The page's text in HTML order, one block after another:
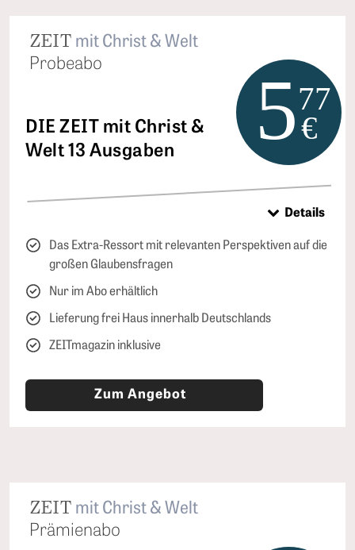
ZEIT mit Christ & Welt
Probeabo
DIE ZEIT mit Christ &
Welt 13 Ausgaben
5 77
€
Details
Das Extra-Ressort mit relevanten Perspektiven auf die
großen Glaubensfragen
Nur im Abo erhältlich
Lieferung frei Haus innerhalb Deutschlands
ZEITmagazin inklusive
Zum Angebot
ZEIT mit Christ & Welt
Prämienabo